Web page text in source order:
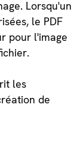
Lorsqu'un
le PDF
pour l'image
les
de